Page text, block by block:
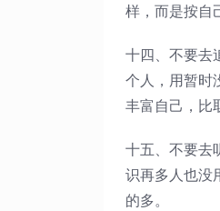
样，而是按自
十四、不要去
个人，用暂时
丰富自己，比
十五、不要去
识再多人也没
的多。